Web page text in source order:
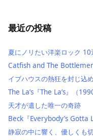
最近の投稿
夏にノリたい洋楽ロック
Catfish and The
イブハウスの熱狂を封じ込
The La’s『The La’s』（
天才が遺した唯一の奇跡
Beck『Everybody’s Gotta
静寂の中に響く、優しくも